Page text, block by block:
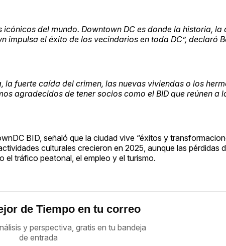
del mundo. Downtown DC es donde la historia, la
impulsa el éxito de los vecindarios en toda DC”, declaró
la fuerte caída del crimen, las nuevas viviendas o los
agradecidos de tener socios como el BID que reúnen a
BID, señaló que la ciudad vive “éxitos y
culturales crecieron en 2025, aunque las pérdidas
tráfico peatonal, el empleo y el turismo.
de Tiempo en tu correo
y perspectiva, gratis en tu bandeja
de entrada